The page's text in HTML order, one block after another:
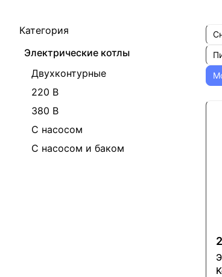
Категория
Электрические котлы
Двухконтурные
220 В
380 В
С насосом
С насосом и баком